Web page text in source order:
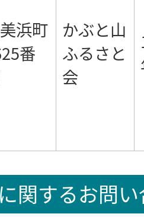
浜町
番
かぶと山
ふるさと
会
関するお問